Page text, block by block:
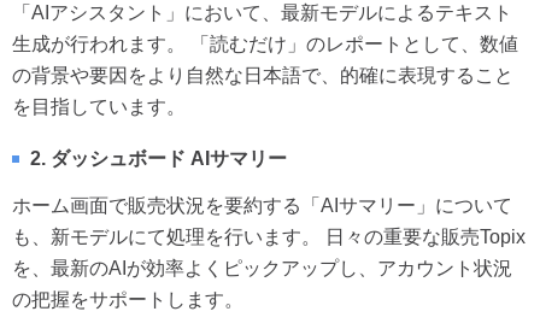
「AIアシスタント」において、最新モデルによるテキスト
生成が行われます。 「読むだけ」のレポートとして、数値
の背景や要因をより自然な日本語で、的確に表現すること
を目指しています。
2. ダッシュボード AIサマリー
ホーム画面で販売状況を要約する「AIサマリー」について
も、新モデルにて処理を行います。 日々の重要な販売Topix
を、最新のAIが効率よくピックアップし、アカウント状況
の把握をサポートします。